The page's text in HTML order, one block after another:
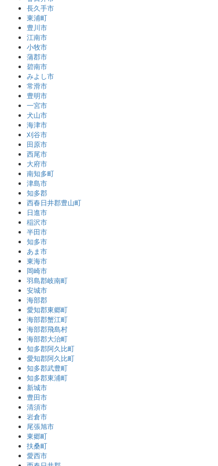
長久手市
東浦町
豊川市
江南市
小牧市
蒲郡市
碧南市
みよし市
常滑市
豊明市
一宮市
犬山市
海津市
刈谷市
田原市
西尾市
大府市
南知多町
津島市
知多郡
西春日井郡豊山町
日進市
稲沢市
半田市
知多市
あま市
東海市
岡崎市
羽島郡岐南町
安城市
海部郡
愛知郡東郷町
海部郡蟹江町
海部郡飛島村
海部郡大治町
知多郡阿久比町
愛知郡阿久比町
知多郡武豊町
知多郡東浦町
新城市
豊田市
清須市
岩倉市
尾張旭市
東郷町
扶桑町
愛西市